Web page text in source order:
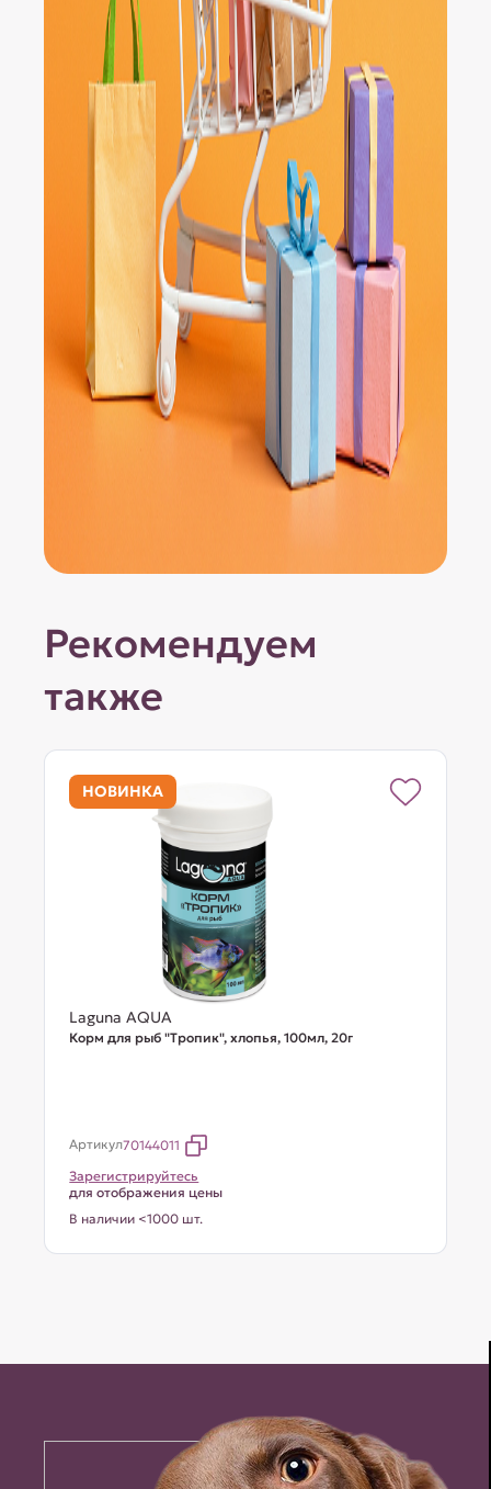
Рекомендуем
также
НОВИНКА
Laguna AQUA
Корм для рыб "Тропик", хлопья, 100мл, 20г
Артикул70144011
Зарегистрируйтесь
для отображения цены
В наличии <1000 шт.